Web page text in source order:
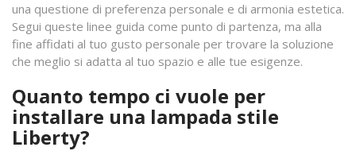
una questione di preferenza personale e di armonia estetica.
Segui queste linee guida come punto di partenza, ma alla
fine affidati al tuo gusto personale per trovare la soluzione
che meglio si adatta al tuo spazio e alle tue esigenze.
Quanto tempo ci vuole per
installare una lampada stile
Liberty?